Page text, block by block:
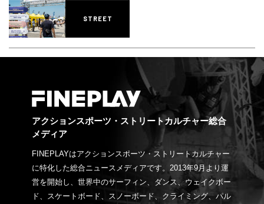
STREET
アクションスポーツ・ストリートカルチャー総合
メディア
FINEPLAYはアクションスポーツ・ストリートカルチャー
に特化した総合ニュースメディアです。2013年9月より運
営を開始し、世界中のサーフィン、ダンス、ウェイクボー
ド、スケートボード、スノーボード、クライミング、パル